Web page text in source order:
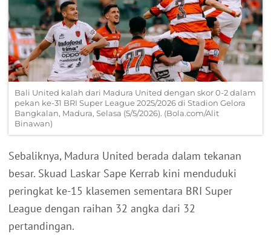
Bali United kalah dari Madura United dengan skor 0-2 dalam
pekan ke-31 BRI Super League 2025/2026 di Stadion Gelora
Bangkalan, Madura, Selasa (5/5/2026). (Bola.com/Alit
Binawan)
Sebaliknya, Madura United berada dalam tekanan
besar. Skuad Laskar Sape Kerrab kini menduduki
peringkat ke-15 klasemen sementara BRI Super
League dengan raihan 32 angka dari 32
pertandingan.